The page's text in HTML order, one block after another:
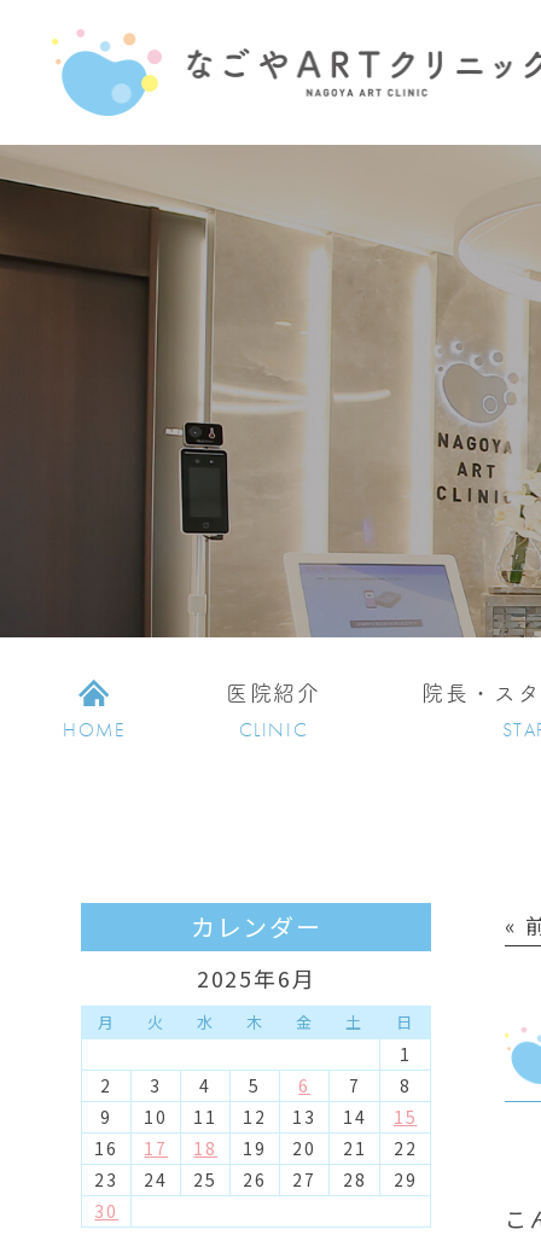
HOME
医院紹介
CLINIC
院長・ス
«
こ
カレンダー
2025年6月
月 火 水 木 金 土 日
1
2
3 4 5 6 7
8
9
10 11 12 13 14
15
16
17 18 19 20 21
22
23
24 25 26 27 28
29
30